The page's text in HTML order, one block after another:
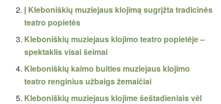
Į Kleboniškių muziejaus klojimą sugrįžta tradicinės
teatro popietės
Kleboniškių muziejaus klojimo teatro popietėje –
spektaklis visai šeimai
Kleboniškių kaimo buities muziejaus klojimo
teatro renginius užbaigs žemaičiai
Kleboniškių muziejaus klojime šeštadieniais vėl